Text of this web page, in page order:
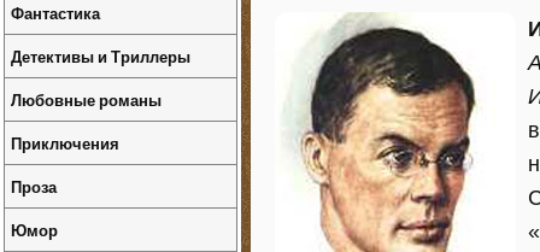
Фантастика
Детективы и Триллеры
Любовные романы
Приключения
Проза
Юмор